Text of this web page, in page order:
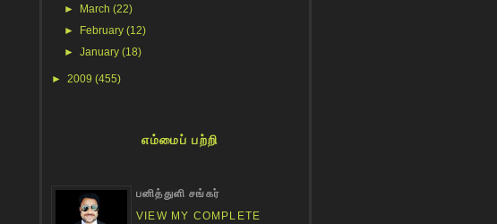
►
March (22)
►
February (12)
►January (18)
► 2009 (455)
எம்மைப் பற்றி
பனித்துளி சங்கர்
VIEW MY COMPLETE